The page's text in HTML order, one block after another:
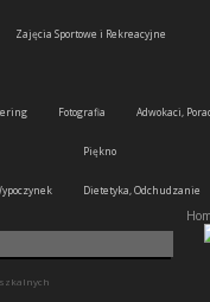
Zajęcia Sportowe i Rekreacyjne
Fotografia Adwokaci,
Piękno
Dietetyka, Odchudzanie